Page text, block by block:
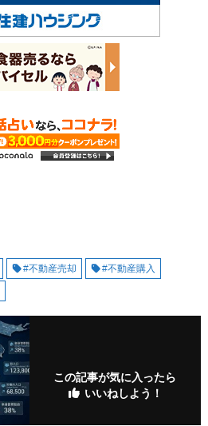
#不動産売却
#不動産購入
この記事が気に入ったら
いいねしよう！